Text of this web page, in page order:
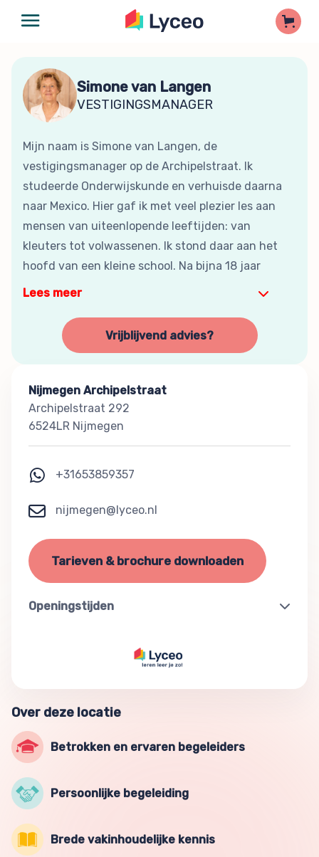
Simone van Langen
VESTIGINGSMANAGER
Mijn naam is Simone van Langen, de
vestigingsmanager op de Archipelstraat. Ik
studeerde Onderwijskunde en verhuisde daarna
naar Mexico. Hier gaf ik met veel plezier les aan
mensen van uiteenlopende leeftijden: van
kleuters tot volwassenen. Ik stond daar aan het
hoofd van een kleine school. Na bijna 18 jaar
Lees meer
Vrijblijvend advies?
Nijmegen Archipelstraat
Archipelstraat 292
6524LR Nijmegen
+31653859357
nijmegen@lyceo.nl
Tarieven & brochure downloaden
Openingstijden
Over deze locatie
Betrokken en ervaren begeleiders
Persoonlijke begeleiding
Brede vakinhoudelijke kennis